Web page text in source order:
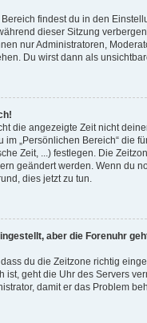
findest du in den
dieser Sitzung
nur Administratoren,
Du wirst dann als
die angezeigte Zeit nicht
im „Persönlichen Bereich“ die
Zeit, ...) festlegen. Die
geändert werden. Wenn du
dies jetzt zu tun.
aber die Forenuhr
du die Zeitzone richtig
ist, geht die Uhr des Servers
damit er das Problem